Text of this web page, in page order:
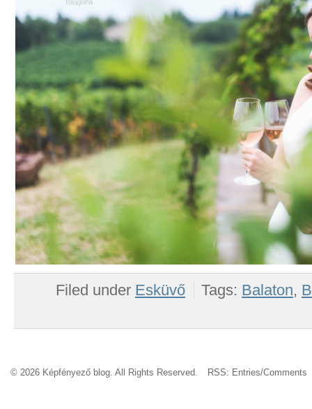
Filed under Esküvő Tags: Balaton,
© 2026 Képfényező blog. All Rights Reserved. RSS: Entries/Comments